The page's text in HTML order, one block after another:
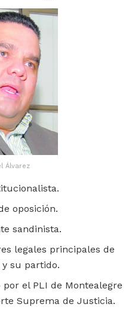
Álvarez
oposición.
sandinista.
legales principales de
su partido.
el PLI de Montealegre
Suprema de Justicia.